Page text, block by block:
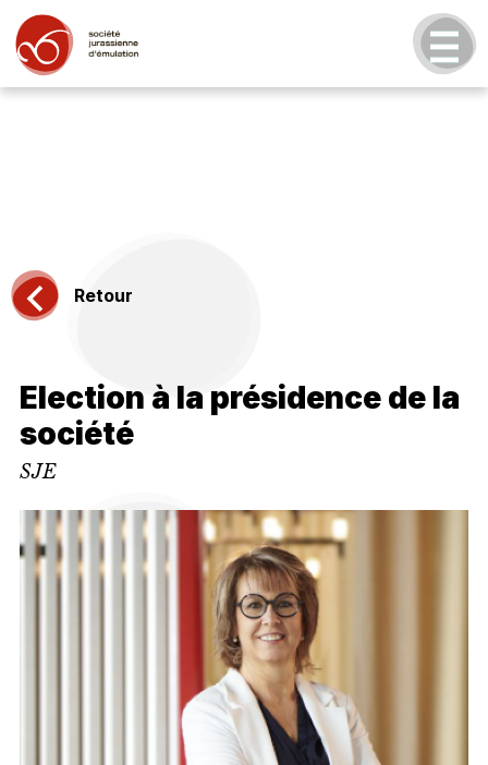
Retour
Election à la présidence de la
société
SJE